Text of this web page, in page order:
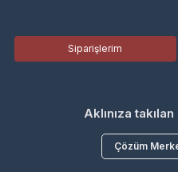
Siparişlerim
Aklınıza
Çözüm